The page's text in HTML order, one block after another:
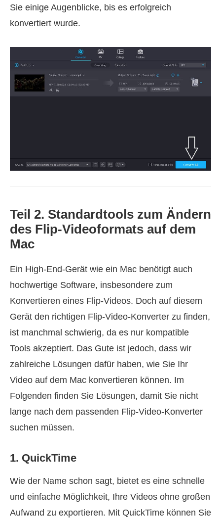
Sie einige Augenblicke, bis es erfolgreich
konvertiert wurde.
Teil 2. Standardtools zum Ändern
des Flip‑Videoformats auf dem
Mac
Ein High‑End‑Gerät wie ein Mac benötigt auch
hochwertige Software, insbesondere zum
Konvertieren eines Flip‑Videos. Doch auf diesem
Gerät den richtigen Flip‑Video‑Konverter zu finden,
ist manchmal schwierig, da es nur kompatible
Tools akzeptiert. Das Gute ist jedoch, dass wir
zahlreiche Lösungen dafür haben, wie Sie Ihr
Video auf dem Mac konvertieren können. Im
Folgenden finden Sie Lösungen, damit Sie nicht
lange nach dem passenden Flip‑Video‑Konverter
suchen müssen.
1. QuickTime
Wie der Name schon sagt, bietet es eine schnelle
und einfache Möglichkeit, Ihre Videos ohne großen
Aufwand zu exportieren. Mit QuickTime können Sie